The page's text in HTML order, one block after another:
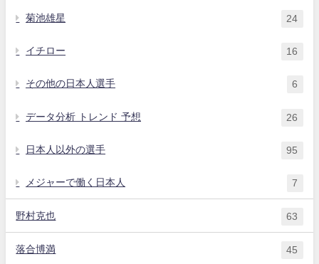
菊池雄星 24
イチロー 16
その他の日本人選手 6
データ分析 トレンド 予想 26
日本人以外の選手 95
メジャーで働く日本人 7
野村克也 63
落合博満 45